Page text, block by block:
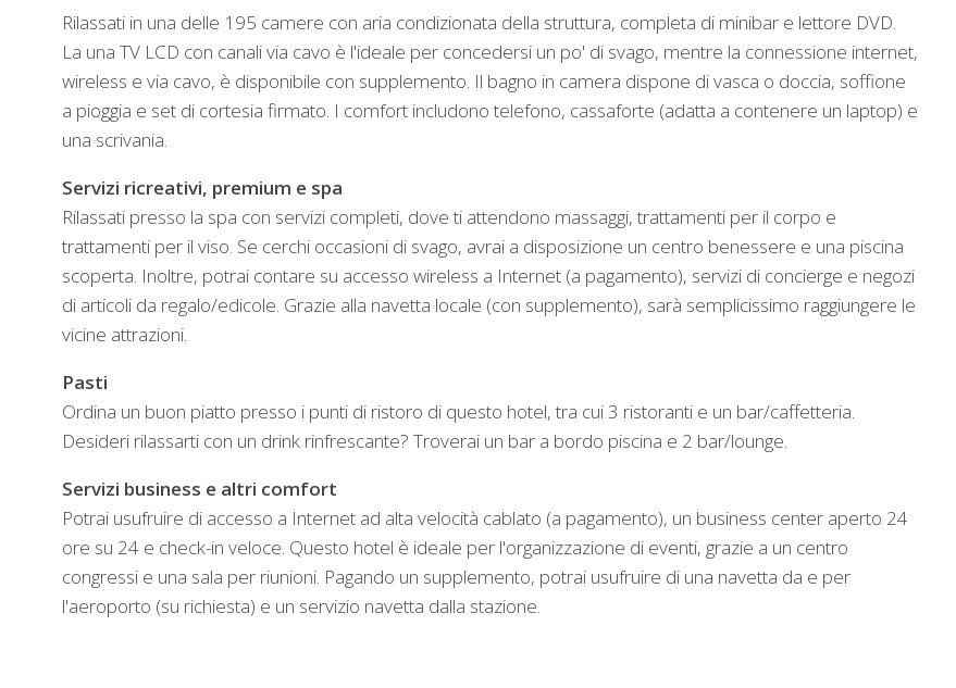
Rilassati in una delle 195 camere con aria condizionata della struttura, completa di minibar e lettore DVD.
La una TV LCD con canali via cavo è l'ideale per concedersi un po' di svago, mentre la connessione internet,
wireless e via cavo, è disponibile con supplemento. Il bagno in camera dispone di vasca o doccia, soffione
a pioggia e set di cortesia firmato. I comfort includono telefono, cassaforte (adatta a contenere un laptop) e
una scrivania.
Servizi ricreativi, premium e spa
Rilassati presso la spa con servizi completi, dove ti attendono massaggi, trattamenti per il corpo e
trattamenti per il viso. Se cerchi occasioni di svago, avrai a disposizione un centro benessere e una piscina
scoperta. Inoltre, potrai contare su accesso wireless a Internet (a pagamento), servizi di concierge e negozi
di articoli da regalo/edicole. Grazie alla navetta locale (con supplemento), sarà semplicissimo raggiungere le
vicine attrazioni.
Pasti
Ordina un buon piatto presso i punti di ristoro di questo hotel, tra cui 3 ristoranti e un bar/caffetteria.
Desideri rilassarti con un drink rinfrescante? Troverai un bar a bordo piscina e 2 bar/lounge.
Servizi business e altri comfort
Potrai usufruire di accesso a Internet ad alta velocità cablato (a pagamento), un business center aperto 24
ore su 24 e check-in veloce. Questo hotel è ideale per l'organizzazione di eventi, grazie a un centro
congressi e una sala per riunioni. Pagando un supplemento, potrai usufruire di una navetta da e per
l'aeroporto (su richiesta) e un servizio navetta dalla stazione.